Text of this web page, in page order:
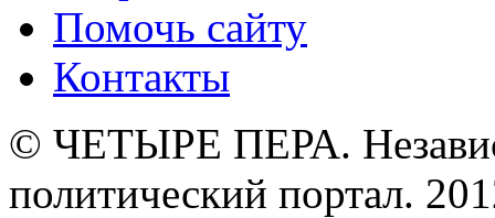
Помочь сайту
Контакты
© ЧЕТЫРЕ ПЕРА.
политический портал.